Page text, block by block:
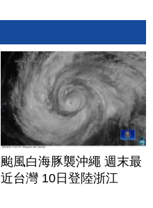
颱風白海豚襲沖繩 週末最
近台灣 10日登陸浙江